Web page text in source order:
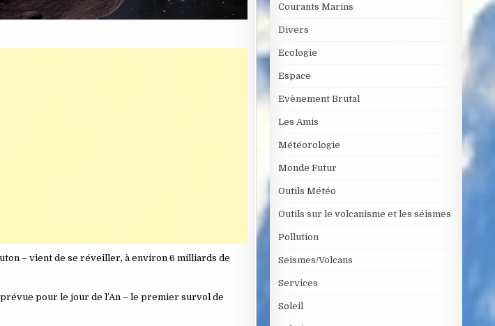
– vient de se réveiller, à environ 6 milliards de
pour le jour de l’An – le premier survol de
Courants Marins
Divers
Ecologie
Espace
Evènement Brutal
Les Amis
Météorologie
Monde Futur
Outils Météo
Outils sur le volcanisme et les séismes
Pollution
Seismes/Volcans
Services
Soleil